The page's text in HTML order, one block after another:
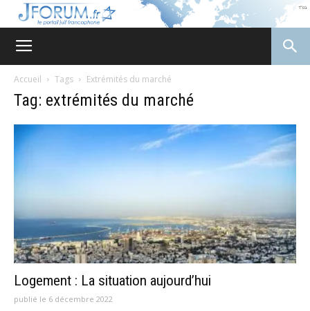
Accueil Tags Extrémités du marché
Tag: extrémités du marché
Logement : La situation aujourd’hui
publié le 6 décembre 2022